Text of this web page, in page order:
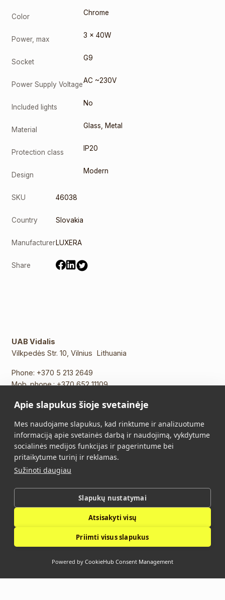
price was:
price is:
Color Chrome
Power, max 3 x 40W
Socket G9
Power Supply VoltageAC ~230V
Included lights No
Material Glass Metal
Protection class IP20
Design Modern
SKU 46038
Country Slovakia
ManufacturerLUXERA
Share
UAB Vidalis
Vilkpedės Str. 10, Vilnius Lithuania
Phone: +370 5 213 2649
Mob. phone.:+370 652 11109
About Us Contacts
Purchase Terms and
Conditions
Vidalis © 2026. All rights reserved.
Apie slapukus šioje svetainėje
Mes naudojame slapukus, kad rinktume ir analizuotume
informaciją apie svetainės darbą ir naudojimą, vykdytume
socialinės medijos funkcijas ir pagerintume bei
pritaikytume turinį ir reklamas.
Sužinoti daugiau
Slapukų nustatymai
Atsisakyti visų
Priimti visus slapukus
Powered by CookieHub Consent Management